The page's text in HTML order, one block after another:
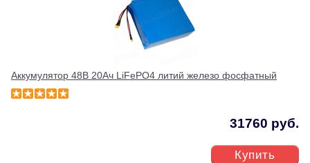
Аккумулятор 48В 20Ач LiFePO4 литий железо фосфатный
31760 руб.
Купить